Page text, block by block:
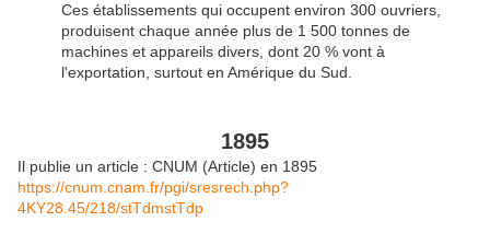
Ces établissements qui occupent environ 300 ouvriers,
produisent chaque année plus de 1 500 tonnes de
machines et appareils divers, dont 20 % vont à
l'exportation, surtout en Amérique du Sud.
1895
Il publie un article : CNUM (Article) en 1895
https://cnum.cnam.fr/pgi/sresrech.php?
4KY28.45/218/stTdmstTdp